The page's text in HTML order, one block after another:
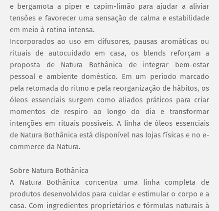
e bergamota a piper e capim-limão para ajudar a aliviar
tensões e favorecer uma sensação de calma e estabilidade
em meio à rotina intensa.
Incorporados ao uso em difusores, pausas aromáticas ou
rituais de autocuidado em casa, os blends reforçam a
proposta de Natura Bothânica de integrar bem-estar
pessoal e ambiente doméstico. Em um período marcado
pela retomada do ritmo e pela reorganização de hábitos, os
óleos essenciais surgem como aliados práticos para criar
momentos de respiro ao longo do dia e transformar
intenções em rituais possíveis. A linha de óleos essenciais
de Natura Bothânica está disponível nas lojas físicas e no e-
commerce da Natura.
Sobre Natura Bothânica
A Natura Bothânica concentra uma linha completa de
produtos desenvolvidos para cuidar e estimular o corpo e a
casa. Com ingredientes proprietários e fórmulas naturais à